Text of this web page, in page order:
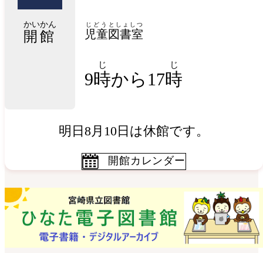
開館
かいかん
児童
じどう
図書室
としょしつ
9時
じ
から17時
じ
明日8月10日は休館です。
開館カレンダー